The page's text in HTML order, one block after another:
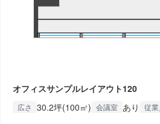
オフィスサンプルレイアウト120
広さ 30.2坪(100㎡) 会議室 あり 従